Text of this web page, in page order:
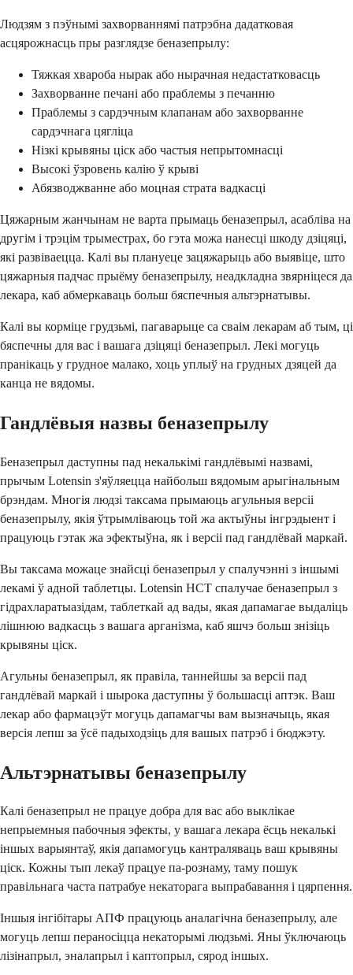
Людзям з пэўнымі захворваннямі патрэбна дадатковая
асцярожнасць пры разглядзе беназепрылу:
Тяжкая хвароба нырак або нырачная недастатковасць
Захворванне печані або праблемы з печанню
Праблемы з сардэчным клапанам або захворванне
сардэчнага цягліца
Нізкі крывяны ціск або частыя непрытомнасці
Высокі ўзровень калію ў крыві
Абязводжванне або моцная страта вадкасці
Цяжарным жанчынам не варта прымаць беназепрыл, асабліва на
другім і трэцім трыместрах, бо гэта можа нанесці шкоду дзіцяці,
які развіваецца. Калі вы плануеце зацяжарыць або выявіце, што
цяжарныя падчас прыёму беназепрылу, неадкладна звярніцеся да
лекара, каб абмеркаваць больш бяспечныя альтэрнатывы.
Калі вы корміце грудзьмі, пагаварыце са сваім лекарам аб тым, ці
бяспечны для вас і вашага дзіцяці беназепрыл. Лекі могуць
пранікаць у грудное малако, хоць уплыў на грудных дзяцей да
канца не вядомы.
Гандлёвыя назвы беназепрылу
Беназепрыл даступны пад некалькімі гандлёвымі назвамі,
прычым Lotensin з'яўляецца найбольш вядомым арыгінальным
брэндам. Многія людзі таксама прымаюць агульныя версіі
беназепрылу, якія ўтрымліваюць той жа актыўны інгрэдыент і
працуюць гэтак жа эфектыўна, як і версіі пад гандлёвай маркай.
Вы таксама можаце знайсці беназепрыл у спалучэнні з іншымі
лекамі ў адной таблетцы. Lotensin HCT спалучае беназепрыл з
гідрахларатыазідам, таблеткай ад вады, якая дапамагае выдаліць
лішнюю вадкасць з вашага арганізма, каб яшчэ больш знізіць
крывяны ціск.
Агульны беназепрыл, як правіла, таннейшы за версіі пад
гандлёвай маркай і шырока даступны ў большасці аптэк. Ваш
лекар або фармацэўт могуць дапамагчы вам вызначыць, якая
версія лепш за ўсё падыходзіць для вашых патрэб і бюджэту.
Альтэрнатывы беназепрылу
Калі беназепрыл не працуе добра для вас або выклікае
непрыемныя пабочныя эфекты, у вашага лекара ёсць некалькі
іншых варыянтаў, якія дапамогуць кантраляваць ваш крывяны
ціск. Кожны тып лекаў працуе па-рознаму, таму пошук
правільнага часта патрабуе некаторага выпрабавання і цярпення.
Іншыя інгібітары АПФ працуюць аналагічна беназепрылу, але
могуць лепш пераносіцца некаторымі людзьмі. Яны ўключаюць
лізінапрыл, эналапрыл і каптопрыл, сярод іншых.